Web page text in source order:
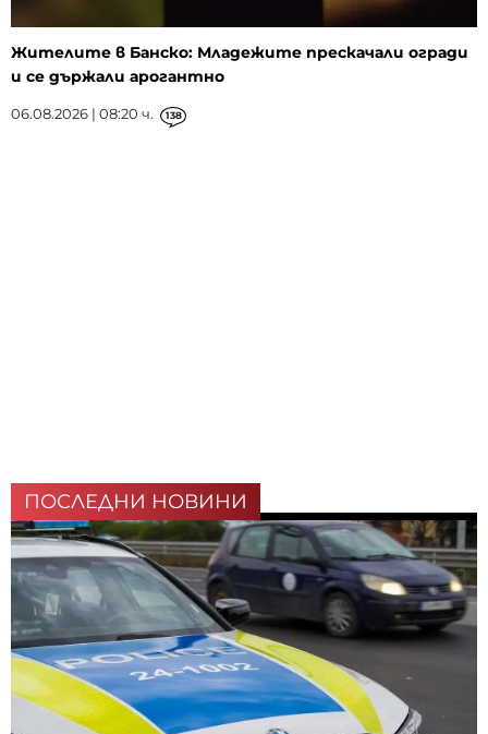
Жителите в Банско: Младежите прескачали огради
и се държали арогантно
06.08.2026 | 08:20 ч. 138
ПОСЛЕДНИ НОВИНИ